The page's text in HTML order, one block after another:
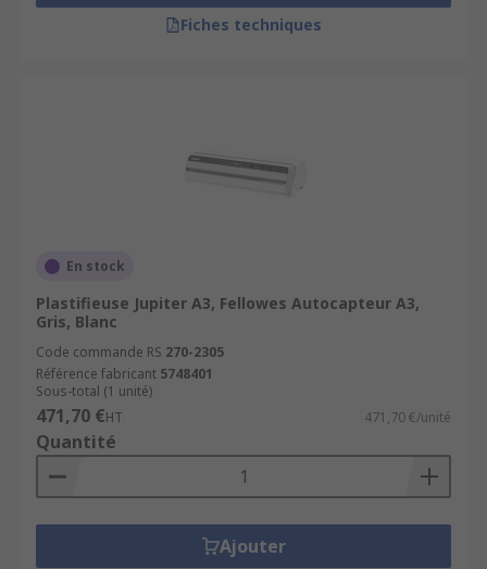
Fiches techniques
En stock
Plastifieuse Jupiter A3, Fellowes Autocapteur A3,
Gris, Blanc
Code commande RS 270-2305
Référence fabricant 5748401
Sous-total (1 unité)
471,70 €HT 471,70 €/unité
Quantité
Ajouter